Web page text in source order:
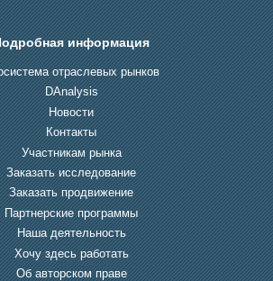
информация
отраслевых рынков
DAnalysis
Новости
Контакты
Участникам рынка
Заказать исследование
Заказать продвижение
Партнерские программы
Наша деятельность
Хочу здесь работать
Об авторском праве